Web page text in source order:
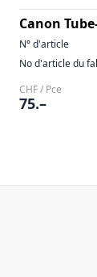
Canon
N° d'article
No d'article du
CHF / Pce
75.–